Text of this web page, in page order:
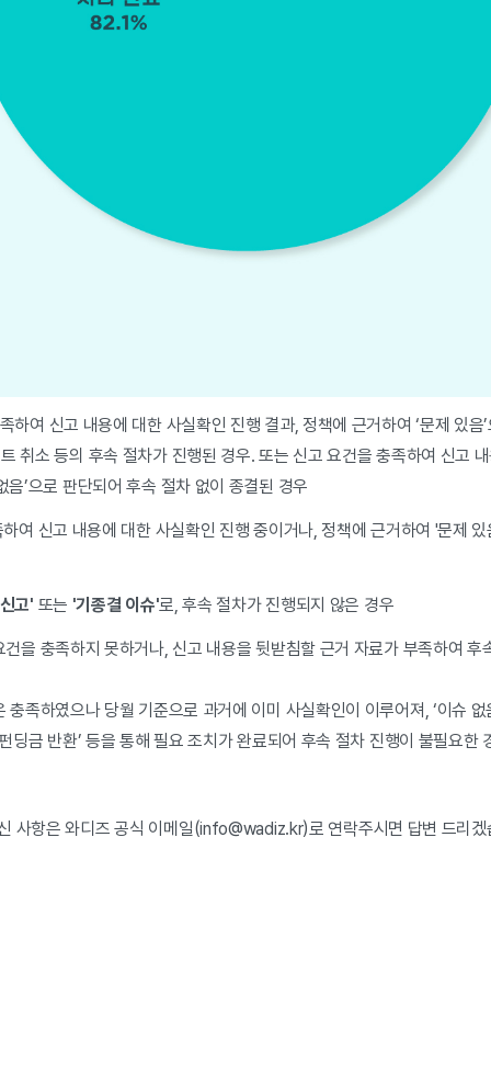
하여 신고 내용에 대한 사실확인 진행 결과, 정책에 근거하여 ‘문제 있음
취소 등의 후속 절차가 진행된 경우. 또는 신고 요건을 충족하여 신고
음’으로 판단되어 후속 절차 없이 종결된 경우
여 신고 내용에 대한 사실확인 진행 중이거나, 정책에 근거하여 '문제
고' 또는 '기종결 이슈'로, 후속 절차가 진행되지 않은 경우
을 충족하지 못하거나, 신고 내용을 뒷받침할 근거 자료가 부족하여 후
충족하였으나 당월 기준으로 과거에 이미 사실확인이 이루어져, ‘이슈 없
딩금 반환’ 등을 통해 필요 조치가 완료되어 후속 절차 진행이 불필요한
사항은 와디즈 공식 이메일(info@wadiz.kr)로 연락주시면 답변 드리